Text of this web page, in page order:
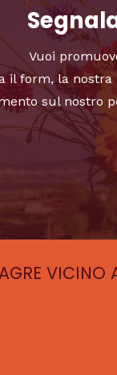
Vuoi
il form, la
sul nostro
VICINO